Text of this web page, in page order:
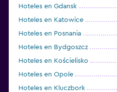
Hoteles en Gdansk
Hoteles en Katowice
Hoteles en Posnania
Hoteles en Bydgoszcz
Hoteles en Kościelisko
Hoteles en Opole
Hoteles en Kluczbork